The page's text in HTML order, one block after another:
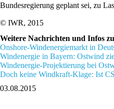
Bundesregierung geplant sei, zu
© IWR, 2015
Weitere Nachrichten und Infos
Onshore-Windenergiemarkt in
Windenergie in Bayern: Ostwind
Windenergie-Projektierung bei
Doch keine Windkraft-Klage: Ist
03.08.2015